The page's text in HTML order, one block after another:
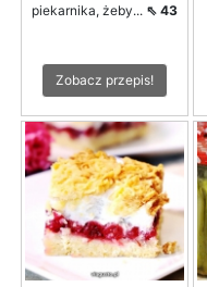
piekarnika, żeby... ⇖ 43
Zobacz przepis!